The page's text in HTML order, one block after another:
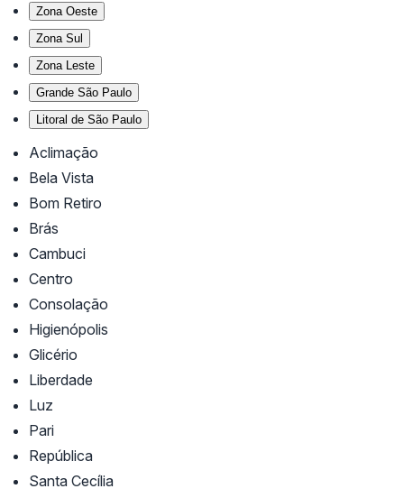
Zona Oeste
Zona Sul
Zona Leste
Grande São Paulo
Litoral de São Paulo
Aclimação
Bela Vista
Bom Retiro
Brás
Cambuci
Centro
Consolação
Higienópolis
Glicério
Liberdade
Luz
Pari
República
Santa Cecília